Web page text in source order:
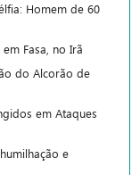
Homem de 60
Fasa, no Irã
do Alcorão de
em Ataques
e